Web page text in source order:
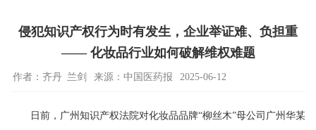
侵犯知识产权行为时有发生，企业举证难、负担重
—— 化妆品行业如何破解维权难题
作者：齐丹 兰剑 来源：中国医药报 2025-06-12
日前，广州知识产权法院对化妆品品牌“柳丝木”母公司广州华某